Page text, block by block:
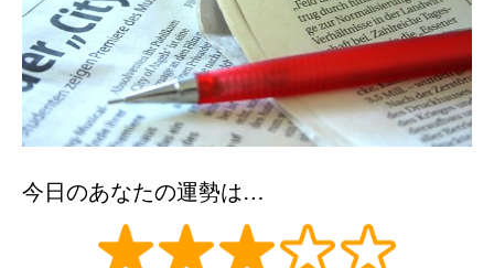
今日のあなたの運勢は…